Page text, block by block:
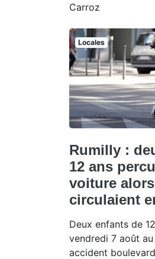
Carroz
Locales
Rumilly :
12 ans
voiture
circulaient
Deux enfants de
vendredi 7 août
accident